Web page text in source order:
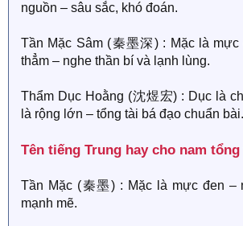
nguồn – sâu sắc, khó đoán.
Tần Mặc Sâm (秦墨深) : Mặc là mực
thẳm – nghe thần bí và lạnh lùng.
Thẩm Dục Hoằng (沈煜宏) : Dục là
là rộng lớn – tổng tài bá đạo chuẩn bài.
Tên tiếng Trung hay cho nam
Tần Mặc (秦墨) : Mặc là mực đen –
mạnh mẽ.